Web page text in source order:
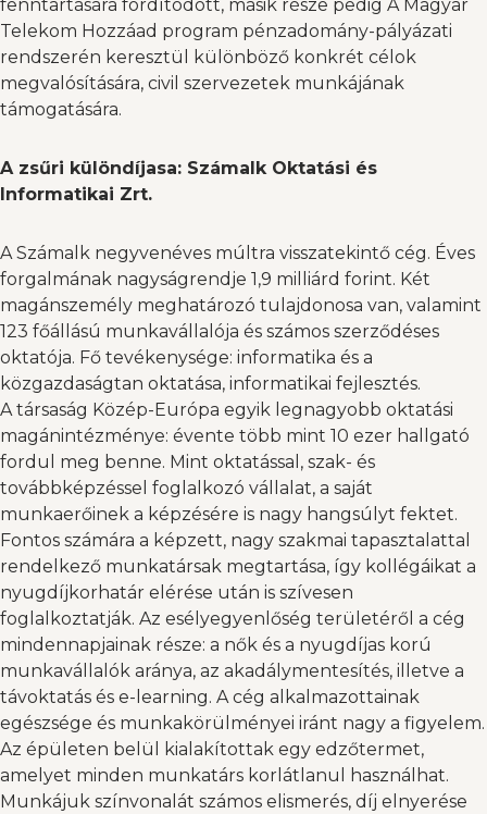
fenntartására fordítódott, másik része pedig A Magyar
Telekom Hozzáad program pénzadomány-pályázati
rendszerén keresztül különböző konkrét célok
megvalósítására, civil szervezetek munkájának
támogatására.
A zsűri különdíjasa: Számalk Oktatási és
Informatikai Zrt.
A Számalk negyvenéves múltra visszatekintő cég. Éves
forgalmának nagyságrendje 1,9 milliárd forint. Két
magánszemély meghatározó tulajdonosa van, valamint
123 főállású munkavállalója és számos szerződéses
oktatója. Fő tevékenysége: informatika és a
közgazdaságtan oktatása, informatikai fejlesztés.
A társaság Közép-Európa egyik legnagyobb oktatási
magánintézménye: évente több mint 10 ezer hallgató
fordul meg benne. Mint oktatással, szak- és
továbbképzéssel foglalkozó vállalat, a saját
munkaerőinek a képzésére is nagy hangsúlyt fektet.
Fontos számára a képzett, nagy szakmai tapasztalattal
rendelkező munkatársak megtartása, így kollégáikat a
nyugdíjkorhatár elérése után is szívesen
foglalkoztatják. Az esélyegyenlőség területéről a cég
mindennapjainak része: a nők és a nyugdíjas korú
munkavállalók aránya, az akadálymentesítés, illetve a
távoktatás és e-learning. A cég alkalmazottainak
egészsége és munkakörülményei iránt nagy a figyelem.
Az épületen belül kialakítottak egy edzőtermet,
amelyet minden munkatárs korlátlanul használhat.
Munkájuk színvonalát számos elismerés, díj elnyerése